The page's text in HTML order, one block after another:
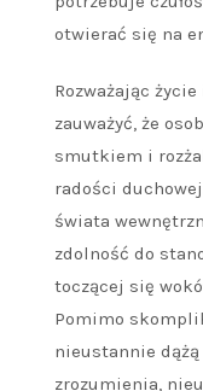
otwierać się na
Rozważając
zauważyć, że
smutkiem i
radości
świata
zdolność do
toczącej się
Pomimo
nieustannie
zrozumienia,